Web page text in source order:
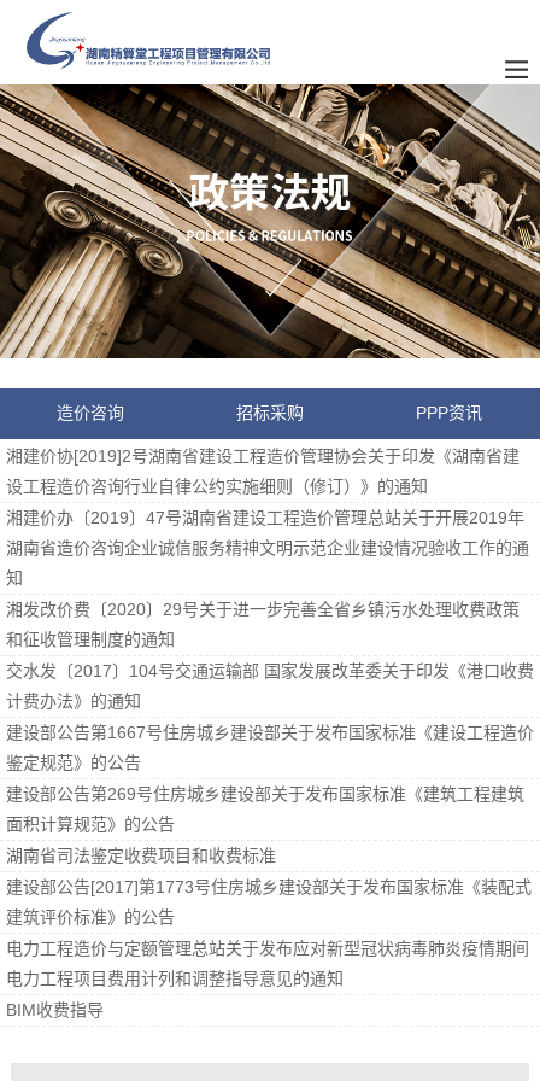
造价咨询 招标采购 PPP资讯
湘建价协[2019]2号湖南省建设工程造价管理协会关于印发《湖南省建
设工程造价咨询行业自律公约实施细则（修订）》的通知
湘建价办〔2019〕47号湖南省建设工程造价管理总站关于开展2019年
湖南省造价咨询企业诚信服务精神文明示范企业建设情况验收工作的通
知
湘发改价费〔2020〕29号关于进一步完善全省乡镇污水处理收费政策
和征收管理制度的通知
交水发〔2017〕104号交通运输部 国家发展改革委关于印发《港口收费
计费办法》的通知
建设部公告第1667号住房城乡建设部关于发布国家标准《建设工程造价
鉴定规范》的公告
建设部公告第269号住房城乡建设部关于发布国家标准《建筑工程建筑
面积计算规范》的公告
湖南省司法鉴定收费项目和收费标准
建设部公告[2017]第1773号住房城乡建设部关于发布国家标准《装配式
建筑评价标准》的公告
电力工程造价与定额管理总站关于发布应对新型冠状病毒肺炎疫情期间
电力工程项目费用计列和调整指导意见的通知
BIM收费指导